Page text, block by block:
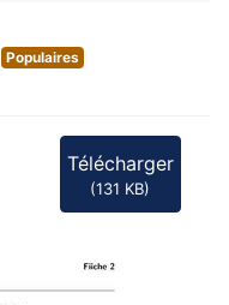
Populaires
Télécharger
(131 KB)